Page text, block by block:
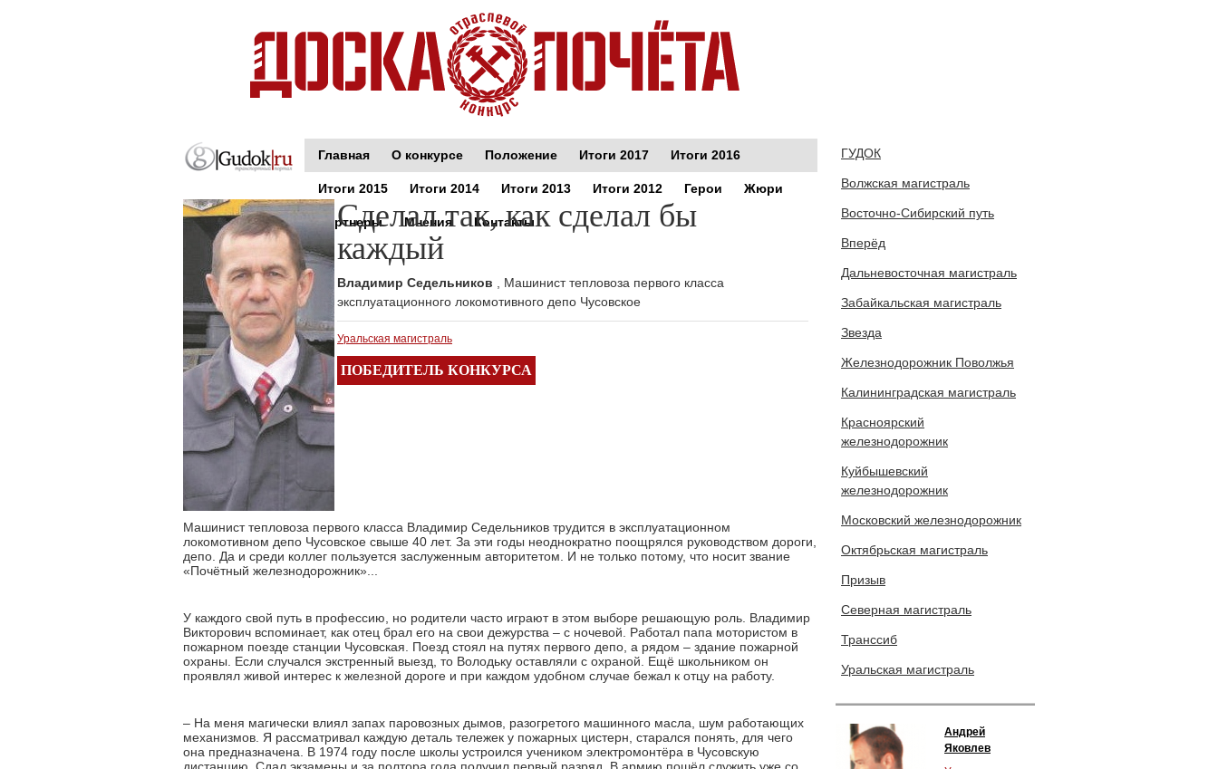
Главная О конкурсе Положение Итоги 2017 Итоги 2016
Итоги 2015 Итоги 2014 Итоги 2013 Итоги 2012 Герои Жюри
Партнеры Мнения Контакты
Сделал так, как сделал бы
каждый
Владимир Седельников
, Машинист тепловоза первого класса
эксплуатационного локомотивного депо Чусовское
Уральская магистраль
ПОБЕДИТЕЛЬ КОНКУРСА
Машинист тепловоза первого класса Владимир Седельников трудится в эксплуатационном
локомотивном депо Чусовское свыше 40 лет. За эти годы неоднократно поощрялся руководством дороги,
депо. Да и среди коллег пользуется заслуженным авторитетом. И не только потому, что носит звание
«Почётный железнодорожник»...
У каждого свой путь в профессию, но родители часто играют в этом выборе решающую роль. Владимир
Викторович вспоминает, как отец брал его на свои дежурства – с ночевой. Работал папа мотористом в
пожарном поезде станции Чусовская. Поезд стоял на путях первого депо, а рядом – здание пожарной
охраны. Если случался экстренный выезд, то Володьку оставляли с охраной. Ещё школьником он
проявлял живой интерес к железной дороге и при каждом удобном случае бежал к отцу на работу.
– На меня магически влиял запах паровозных дымов, разогретого машинного масла, шум работающих
механизмов. Я рассматривал каждую деталь тележек у пожарных цистерн, старался понять, для чего
она предназначена. В 1974 году после школы устроился учеником электромонтёра в Чусовскую
ГУДОК
Волжская магистраль
Восточно-Сибирский путь
Вперёд
Дальневосточная магистраль
Забайкальская магистраль
Звезда
Железнодорожник Поволжья
Калининградская магистраль
Красноярский
железнодорожник
Куйбышевский
железнодорожник
Московский железнодорожник
Октябрьская магистраль
Призыв
Северная магистраль
Транссиб
Уральская магистраль
Андрей
Яковлев